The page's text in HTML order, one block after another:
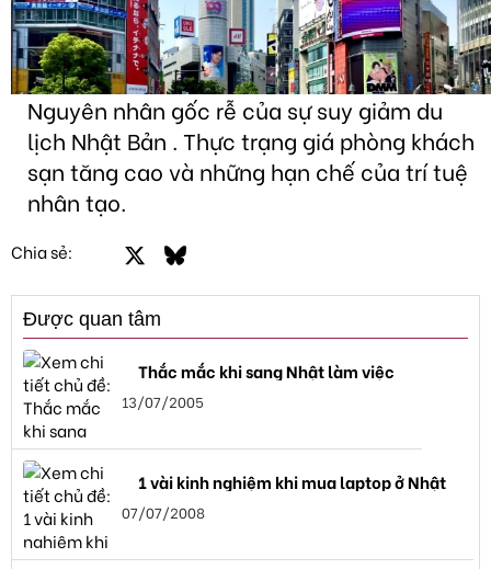
Nguyên nhân gốc rễ của sự suy giảm du
lịch Nhật Bản . Thực trạng giá phòng khách
sạn tăng cao và những hạn chế của trí tuệ
nhân tạo.
Chia sẻ: FacebookBluesky
Được quan tâm
Thắc mắc khi sang Nhật làm việc
13/07/2005
1 vài kinh nghiệm khi mua laptop ở Nhật
07/07/2008